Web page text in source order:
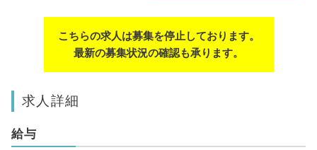
こちらの求人は募集を停止しております。
最新の募集状況の確認も承ります。
求人詳細
給与